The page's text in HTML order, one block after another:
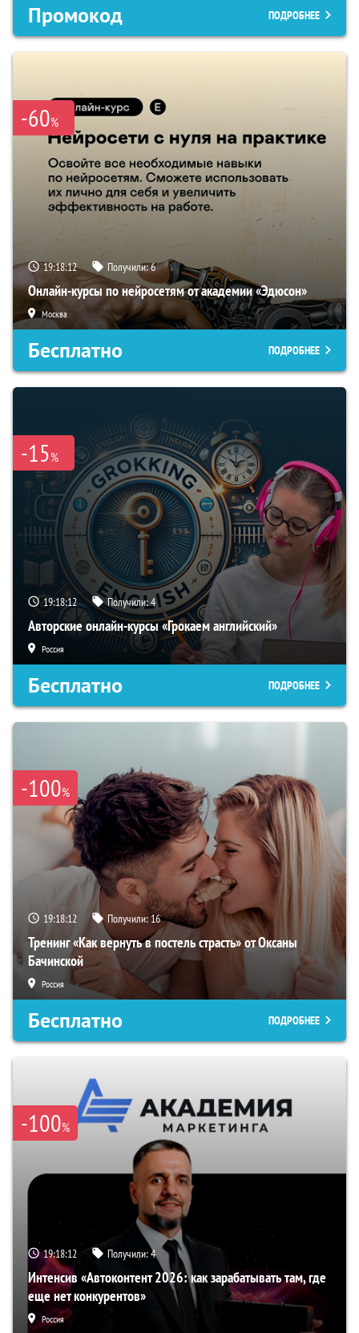
Промокод ПОДРОБНЕЕ
-60%
19:18:11 Получили:6
Онлайн-курсы по нейросетям от академии «Эдюсон»
Москва
Бесплатно ПОДРОБНЕЕ
-15%
19:18:11 Получили:4
Авторские онлайн-курсы «Грокаем английский»
Россия
Бесплатно ПОДРОБНЕЕ
-100%
19:18:11 Получили:16
Тренинг «Как вернуть в постель страсть» от Оксаны
Бачинской
Россия
Бесплатно ПОДРОБНЕЕ
-100%
19:18:11 Получили:4
Интенсив «Автоконтент 2026: как зарабатывать там, где
еще нет конкурентов»
Россия